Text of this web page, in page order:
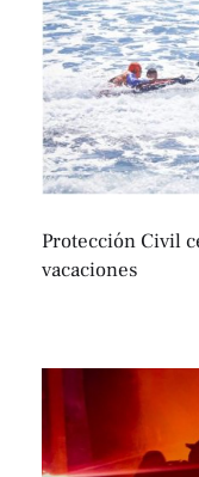
Protección Civil
vacaciones